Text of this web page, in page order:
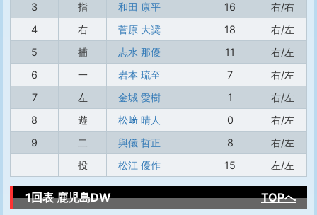
3
指 和田 康平 16
右/右
4
右 菅原 大奨 18
右/左
5
捕 志水 那優 11
右/左
6
一 岩本 琉至 7
右/左
7
左 金城 愛樹 1
右/左
8
遊 松﨑 晴人 0
右/左
9
二 與儀 哲正 8
右/左
投
松江 優作 15 左/左
1回表 鹿児島DW TOPへ